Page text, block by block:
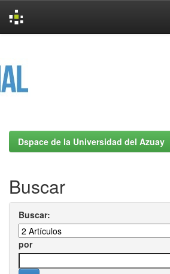
Dspace de la Universidad del Azuay
Buscar
Buscar:
por